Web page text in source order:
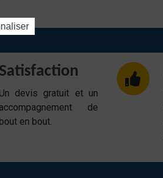
Satisfaction
Un devis gratuit et un
accompagnement de
bout en bout.